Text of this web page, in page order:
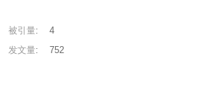
被引量:
4
发文量: 752